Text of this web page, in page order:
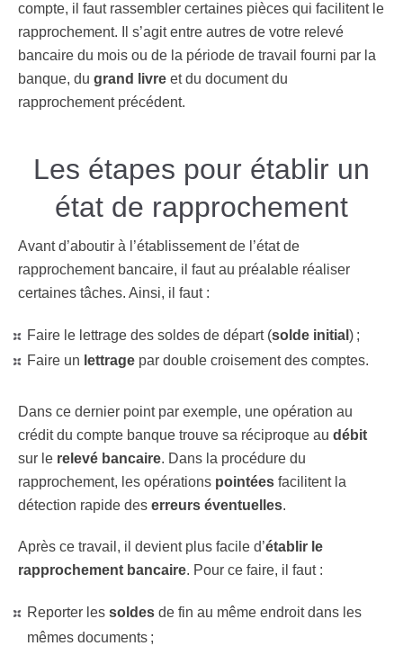
compte, il faut rassembler certaines pièces qui facilitent le
rapprochement. Il s’agit entre autres de votre relevé
bancaire du mois ou de la période de travail fourni par la
banque, du grand livre et du document du
rapprochement précédent.
Les étapes pour établir un
état de rapprochement
Avant d’aboutir à l’établissement de l’état de
rapprochement bancaire, il faut au préalable réaliser
certaines tâches. Ainsi, il faut :
Faire le lettrage des soldes de départ (solde initial ) ;
Faire un lettrage par double croisement des comptes.
Dans ce dernier point par exemple, une opération au
crédit du compte banque trouve sa réciproque au débit
sur le relevé bancaire. Dans la procédure du
rapprochement, les opérations pointées facilitent la
détection rapide des erreurs éventuelles.
Après ce travail, il devient plus facile d’établir le
rapprochement bancaire. Pour ce faire, il faut :
Reporter les soldes de fin au même endroit dans les
mêmes documents ;